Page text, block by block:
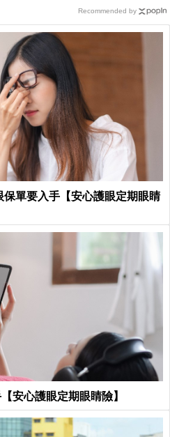
保單要入手【安心護眼定期眼睛
安心護眼定期眼睛險】
Recommended by